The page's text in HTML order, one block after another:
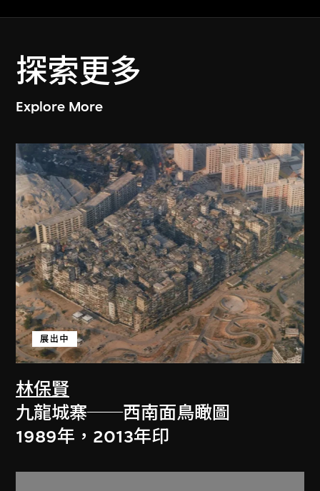
探索更多
Explore More
林保賢
展出中
九龍城寨──西南面鳥瞰圖
1989年，2013年印